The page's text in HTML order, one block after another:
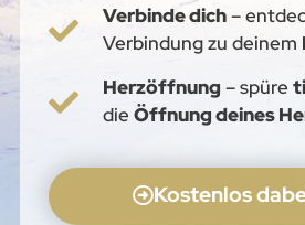
Verbinde dich–
Verbindung zu deinem
Herzöffnung – spüre
dieÖffnung deines
Kostenlos